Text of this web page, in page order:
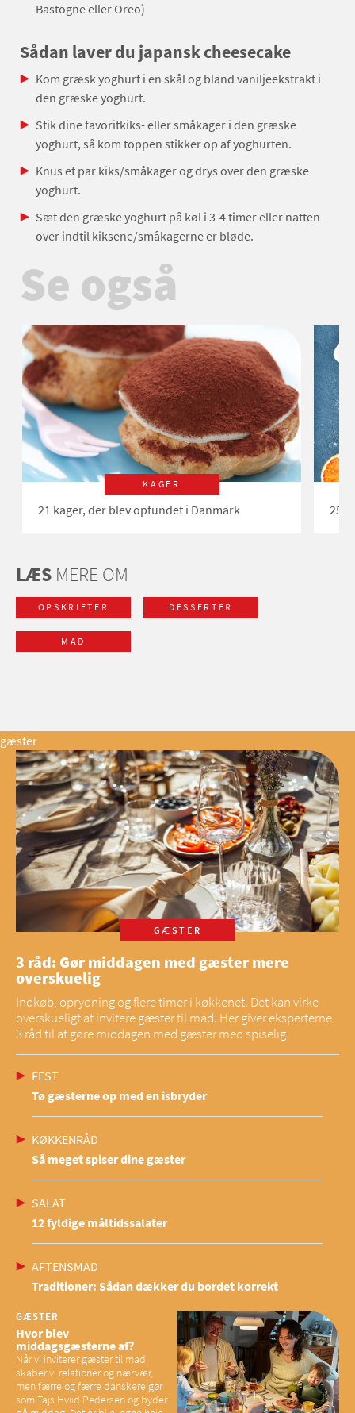
Bastogne eller Oreo)
Sådan laver du japansk cheesecake
Kom græsk yoghurt i en skål og bland vaniljeekstrakt i
den græske yoghurt.
Stik dine favoritkiks- eller småkager i den græske
yoghurt, så kom toppen stikker op af yoghurten.
Knus et par kiks/småkager og drys over den græske
yoghurt.
Sæt den græske yoghurt på køl i 3-4 timer eller natten
over indtil kiksene/småkagerne er bløde.
Se også
KAGER
21 kager, der blev opfundet i Danmark 25
LÆS MERE OM
OPSKRIFTER DESSERTER
MAD
gæster
GÆSTER
3 råd: Gør middagen med gæster mere
overskuelig
Indkøb, oprydning og flere timer i køkkenet. Det kan virke
overskueligt at invitere gæster til mad. Her giver eksperterne
3 råd til at gøre middagen med gæster med spiselig
FEST
Tø gæsterne op med en isbryder
KØKKENRÅD
Så meget spiser dine gæster
SALAT
12 fyldige måltidssalater
AFTENSMAD
Traditioner: Sådan dækker du bordet korrekt
GÆSTER
Hvor blev
middagsgæsterne af?
Når vi inviterer gæster til mad,
skaber vi relationer og nærvær,
men færre og færre danskere gør
som Tajs Hviid Pedersen og byder